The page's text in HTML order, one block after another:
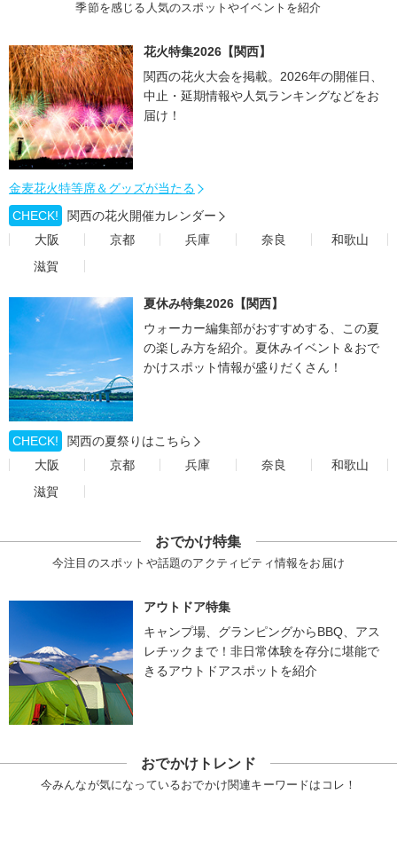
季節を感じる人気のスポットやイベントを紹介
花火特集2026【関西】
関西の花火大会を掲載。2026年の開催日、
中止・延期情報や人気ランキングなどをお
届け！
金麦花火特等席＆グッズが当たる
CHECK!
関西の花火開催カレンダー
大阪
京都 兵庫 奈良
和歌山
滋賀
夏休み特集2026【関西】
ウォーカー編集部がおすすめする、この夏
の楽しみ方を紹介。夏休みイベント＆おで
かけスポット情報が盛りだくさん！
CHECK!
関西の夏祭りはこちら
大阪
京都 兵庫 奈良
和歌山
滋賀
おでかけ特集
今注目のスポットや話題のアクティビティ情報をお届け
アウトドア特集
キャンプ場、グランピングからBBQ、アス
レチックまで！非日常体験を存分に堪能で
きるアウトドアスポットを紹介
おでかけトレンド
今みんなが気になっているおでかけ関連キーワードはコレ！